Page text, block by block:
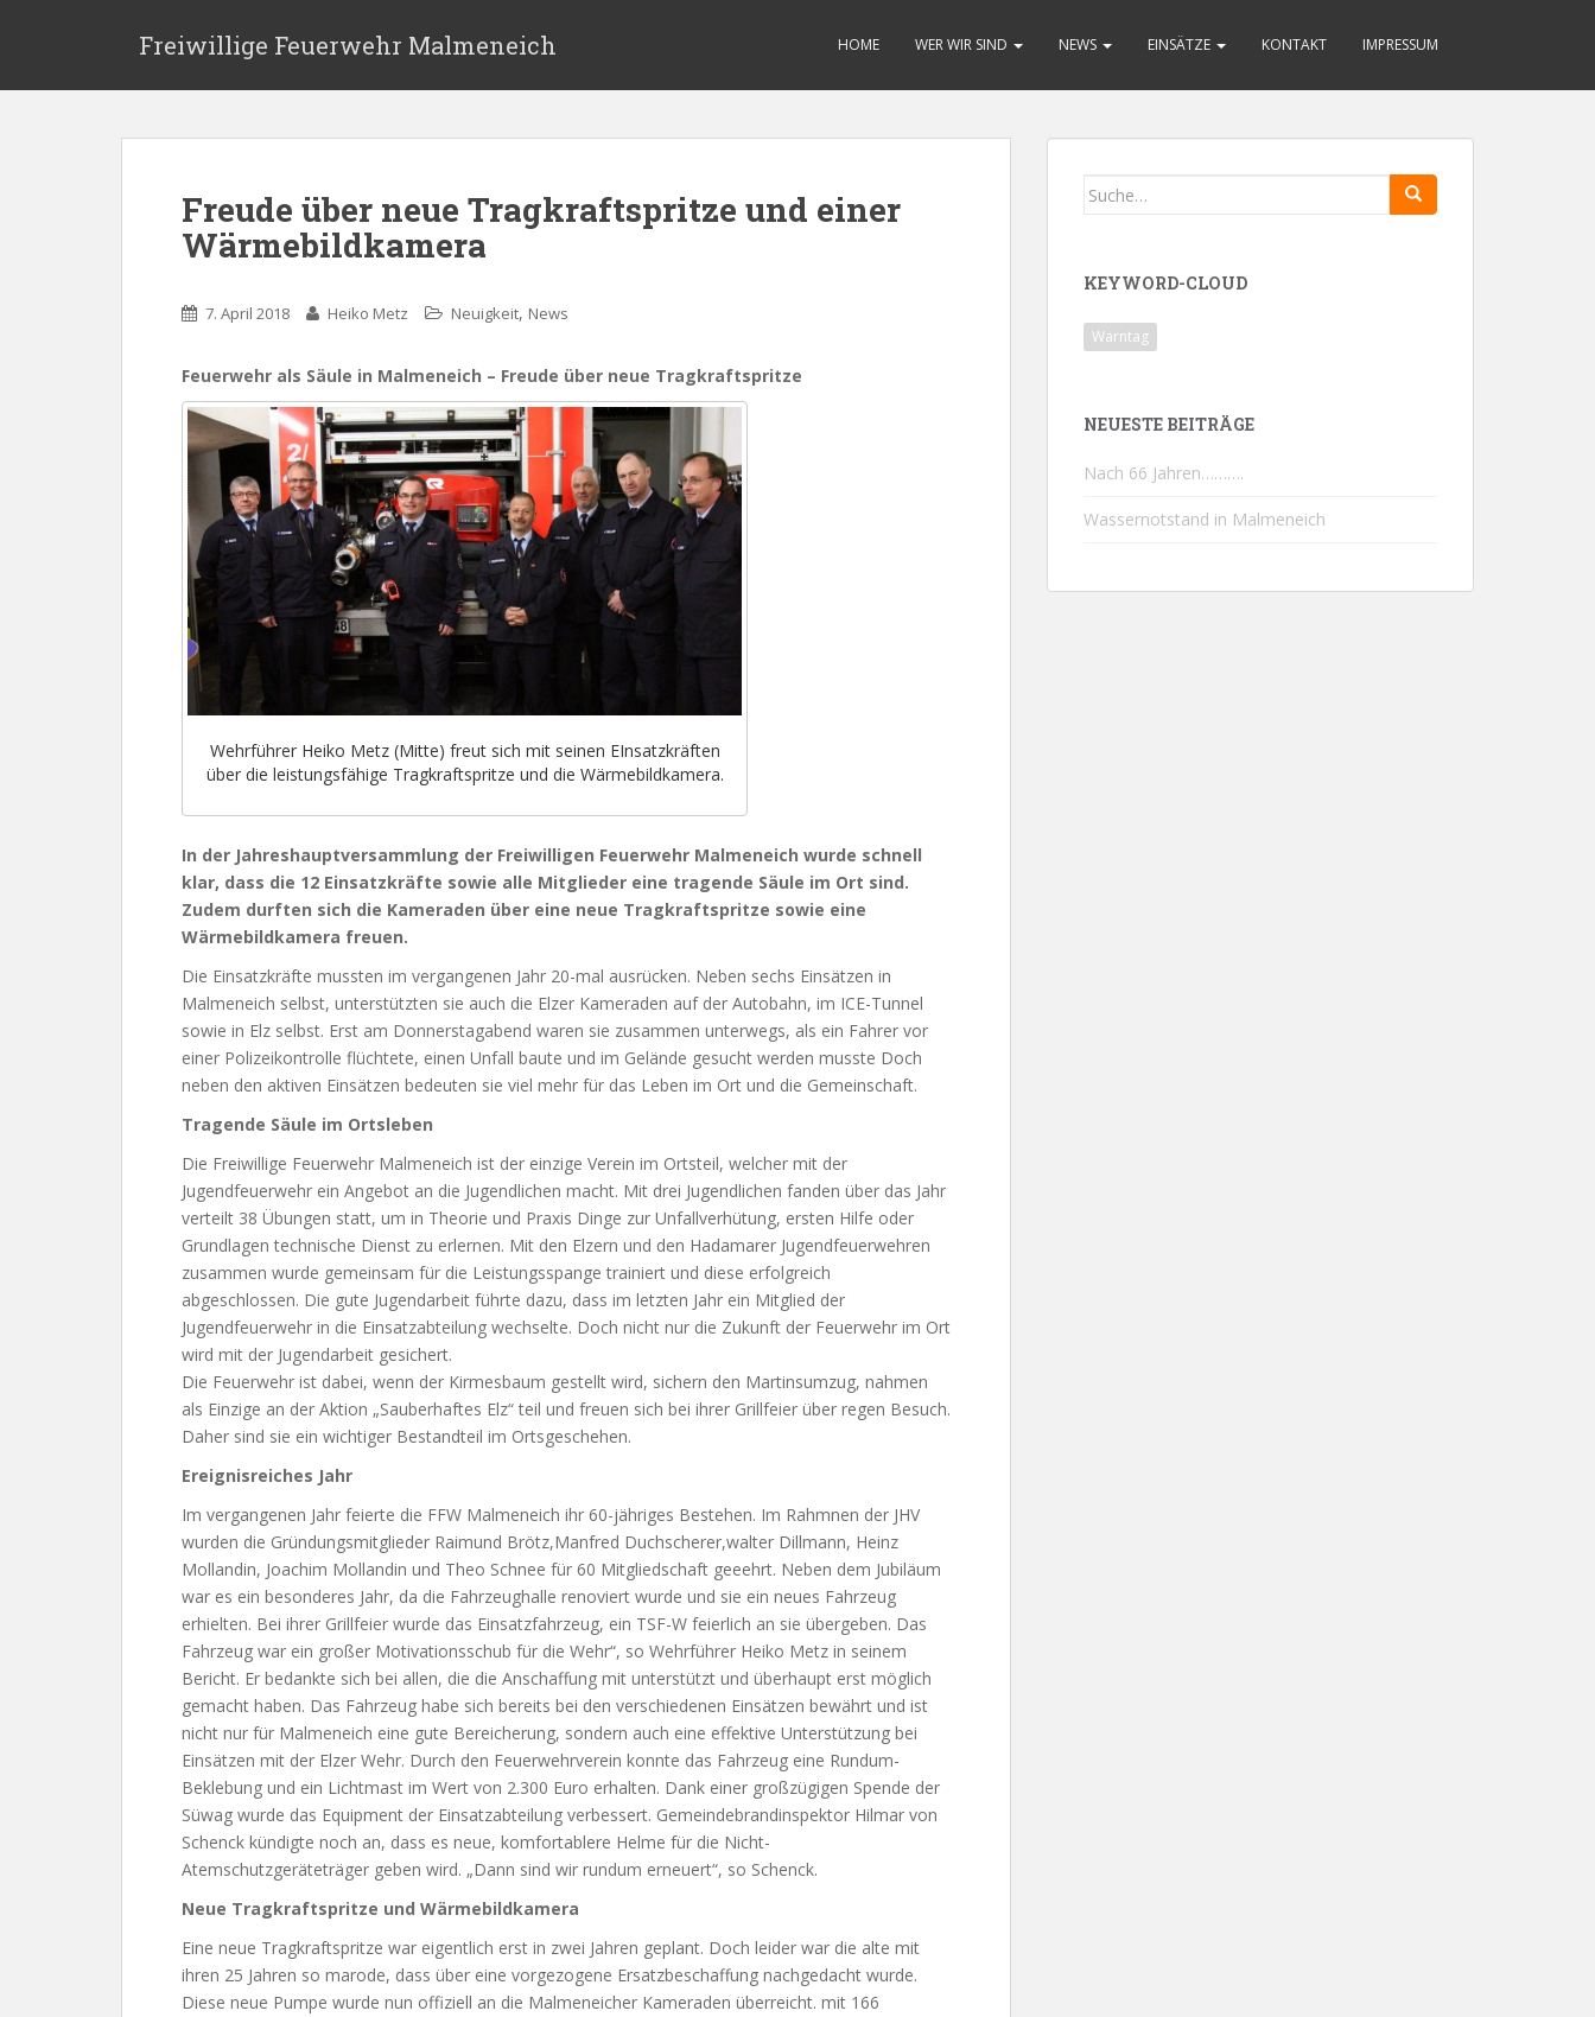
p
Freiwillige Feuerwehr Malmeneich HOME WER WIR SIND NEWS EINSÄTZE KONTAKT IMPRESSUM
Freude über neue Tragkraftspritze und einer
Wärmebildkamera
7. April 2018 Heiko Metz Neuigkeit, News
Feuerwehr als Säule in Malmeneich – Freude über neue Tragkraftspritze
Wehrführer Heiko Metz (Mitte) freut sich mit seinen EInsatzkräften
über die leistungsfähige Tragkraftspritze und die Wärmebildkamera.
In der Jahreshauptversammlung der Freiwilligen Feuerwehr Malmeneich wurde schnell
klar, dass die 12 Einsatzkräfte sowie alle Mitglieder eine tragende Säule im Ort sind.
Zudem durften sich die Kameraden über eine neue Tragkraftspritze sowie eine
Wärmebildkamera freuen.
Die Einsatzkräfte mussten im vergangenen Jahr 20-mal ausrücken. Neben sechs Einsätzen in
Malmeneich selbst, unterstützten sie auch die Elzer Kameraden auf der Autobahn, im ICE-Tunnel
sowie in Elz selbst. Erst am Donnerstagabend waren sie zusammen unterwegs, als ein Fahrer vor
einer Polizeikontrolle flüchtete, einen Unfall baute und im Gelände gesucht werden musste Doch
neben den aktiven Einsätzen bedeuten sie viel mehr für das Leben im Ort und die Gemeinschaft.
Tragende Säule im Ortsleben
Die Freiwillige Feuerwehr Malmeneich ist der einzige Verein im Ortsteil, welcher mit der
Jugendfeuerwehr ein Angebot an die Jugendlichen macht. Mit drei Jugendlichen fanden über das Jahr
verteilt 38 Übungen statt, um in Theorie und Praxis Dinge zur Unfallverhütung, ersten Hilfe oder
Grundlagen technische Dienst zu erlernen. Mit den Elzern und den Hadamarer Jugendfeuerwehren
zusammen wurde gemeinsam für die Leistungsspange trainiert und diese erfolgreich
abgeschlossen. Die gute Jugendarbeit führte dazu, dass im letzten Jahr ein Mitglied der
Jugendfeuerwehr in die Einsatzabteilung wechselte. Doch nicht nur die Zukunft der Feuerwehr im Ort
wird mit der Jugendarbeit gesichert.
Die Feuerwehr ist dabei, wenn der Kirmesbaum gestellt wird, sichern den Martinsumzug, nahmen
als Einzige an der Aktion „Sauberhaftes Elz“ teil und freuen sich bei ihrer Grillfeier über regen Besuch.
Daher sind sie ein wichtiger Bestandteil im Ortsgeschehen.
Ereignisreiches Jahr
Im vergangenen Jahr feierte die FFW Malmeneich ihr 60-jähriges Bestehen. Im Rahmnen der JHV
wurden die Gründungsmitglieder Raimund Brötz,Manfred Duchscherer,walter Dillmann, Heinz
Mollandin, Joachim Mollandin und Theo Schnee für 60 Mitgliedschaft geeehrt. Neben dem Jubiläum
war es ein besonderes Jahr, da die Fahrzeughalle renoviert wurde und sie ein neues Fahrzeug
erhielten. Bei ihrer Grillfeier wurde das Einsatzfahrzeug, ein TSF-W feierlich an sie übergeben. Das
Fahrzeug war ein großer Motivationsschub für die Wehr“, so Wehrführer Heiko Metz in seinem
Bericht. Er bedankte sich bei allen, die die Anschaffung mit unterstützt und überhaupt erst möglich
gemacht haben. Das Fahrzeug habe sich bereits bei den verschiedenen Einsätzen bewährt und ist
nicht nur für Malmeneich eine gute Bereicherung, sondern auch eine effektive Unterstützung bei
Einsätzen mit der Elzer Wehr. Durch den Feuerwehrverein konnte das Fahrzeug eine Rundum-
Beklebung und ein Lichtmast im Wert von 2.300 Euro erhalten. Dank einer großzügigen Spende der
Süwag wurde das Equipment der Einsatzabteilung verbessert. Gemeindebrandinspektor Hilmar von
Schenck kündigte noch an, dass es neue, komfortablere Helme für die Nicht-
Atemschutzgeräteträger geben wird. „Dann sind wir rundum erneuert“, so Schenck.
Neue Tragkraftspritze und Wärmebildkamera
Eine neue Tragkraftspritze war eigentlich erst in zwei Jahren geplant. Doch leider war die alte mit
ihren 25 Jahren so marode, dass über eine vorgezogene Ersatzbeschaffung nachgedacht wurde.
Diese neue Pumpe wurde nun offiziell an die Malmeneicher Kameraden überreicht. mit 166
Search
KEYWORD-CLOUD
Warntag
NEUESTE BEITRÄGE
Nach 66 Jahren……….
Wassernotstand in Malmeneich